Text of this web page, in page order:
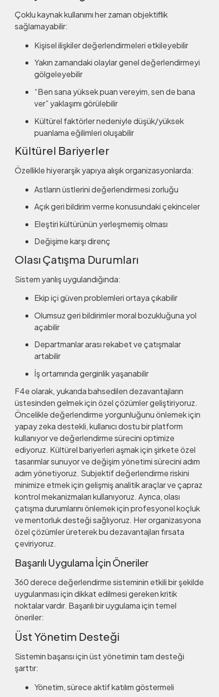
Çoklu kaynak kullanımı her zaman objektiflik
sağlamayabilir:
Kişisel ilişkiler değerlendirmeleri etkileyebilir
Yakın zamandaki olaylar genel değerlendirmeyi
gölgeleyebilir
“Ben sana yüksek puan vereyim, sen de bana
ver” yaklaşımı görülebilir
Kültürel faktörler nedeniyle düşük/yüksek
puanlama eğilimleri oluşabilir
Kültürel Bariyerler
Özellikle hiyerarşik yapıya alışık organizasyonlarda:
Astların üstlerini değerlendirmesi zorluğu
Açık geri bildirim verme konusundaki çekinceler
Eleştiri kültürünün yerleşmemiş olması
Değişime karşı direnç
Olası Çatışma Durumları
Sistem yanlış uygulandığında:
Ekip içi güven problemleri ortaya çıkabilir
Olumsuz geri bildirimler moral bozukluğuna yol
açabilir
Departmanlar arası rekabet ve çatışmalar
artabilir
İş ortamında gerginlik yaşanabilir
F4e olarak, yukarıda bahsedilen dezavantajların
üstesinden gelmek için özel çözümler geliştiriyoruz.
Öncelikle değerlendirme yorgunluğunu önlemek için
yapay zeka destekli, kullanıcı dostu bir platform
kullanıyor ve değerlendirme sürecini optimize
ediyoruz. Kültürel bariyerleri aşmak için şirkete özel
tasarımlar sunuyor ve değişim yönetimi sürecini adım
adım yönetiyoruz. Subjektif değerlendirme riskini
minimize etmek için gelişmiş analitik araçlar ve çapraz
kontrol mekanizmaları kullanıyoruz. Ayrıca, olası
çatışma durumlarını önlemek için profesyonel koçluk
ve mentorluk desteği sağlıyoruz. Her organizasyona
özel çözümler üreterek bu dezavantajları fırsata
çeviriyoruz.
Başarılı Uygulama İçin Öneriler
360 derece değerlendirme sisteminin etkili bir şekilde
uygulanması için dikkat edilmesi gereken kritik
noktalar vardır. Başarılı bir uygulama için temel
öneriler:
Üst Yönetim Desteği
Sistemin başarısı için üst yönetimin tam desteği
şarttır:
Yönetim, sürece aktif katılım göstermeli